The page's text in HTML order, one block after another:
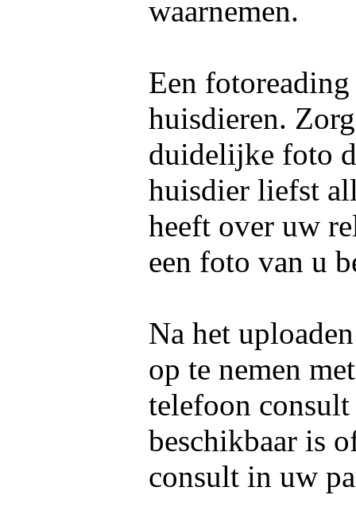
waarnemen.
Een
huisdieren.
duidelijke foto
huisdier liefst
heeft over uw
een foto van u
Na het
op te nemen
telefoon
beschikbaar is
consult in uw